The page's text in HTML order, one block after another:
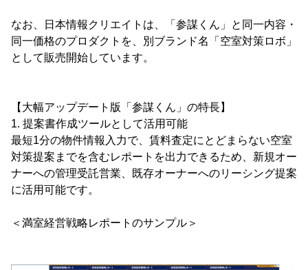
なお、日本情報クリエイトは、「参謀くん」と同一内容・
同一価格のプロダクトを、別ブランド名「空室対策ロボ」
として販売開始しています。
【大幅アップデート版「参謀くん」の特長】
1. 提案書作成ツールとして活用可能
最短1分の物件情報入力で、賃料査定にとどまらない空室
対策提案までを含むレポートを出力できるため、新規オー
ナーへの管理受託営業、既存オーナーへのリーシング提案
に活用可能です。
＜満室経営戦略レポートのサンプル＞